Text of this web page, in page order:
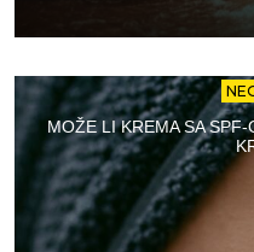
MOŽE LI KREMA SA